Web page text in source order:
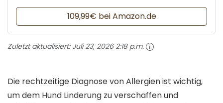
109,99€ bei Amazon.de
Zuletzt aktualisiert: Juli 23, 2026 2:18 p.m.
Die rechtzeitige Diagnose von Allergien ist wichtig,
um dem Hund Linderung zu verschaffen und